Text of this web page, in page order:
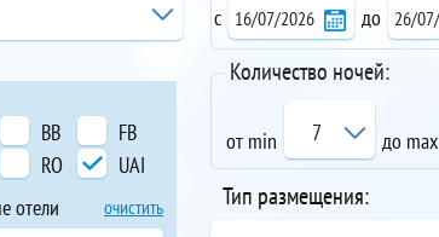
BB
FB
RO
UAI
отели очистить
с до
Количество ночей:
от min 7 до max
Тип размещения: